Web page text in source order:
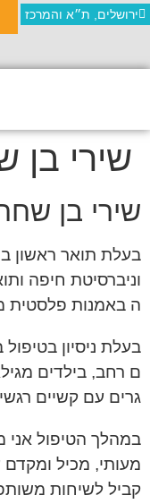
ירושלים, ת״א והמרכז
שירי בן
שירי בן
בעלת תואר ראשון
וניברסיטת חיפה
ה באמנות פלסטית
בעלת ניסיון בטיפול
ם רחב, בילדים
גרים עם קשיים
במהלך הטיפול אני
מעותי, מכיל
קביל לשיחות